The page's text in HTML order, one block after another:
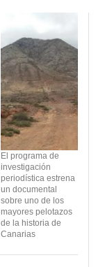
El programa de
investigación
periodística estrena
un documental
sobre uno de los
mayores pelotazos
de la historia de
Canarias